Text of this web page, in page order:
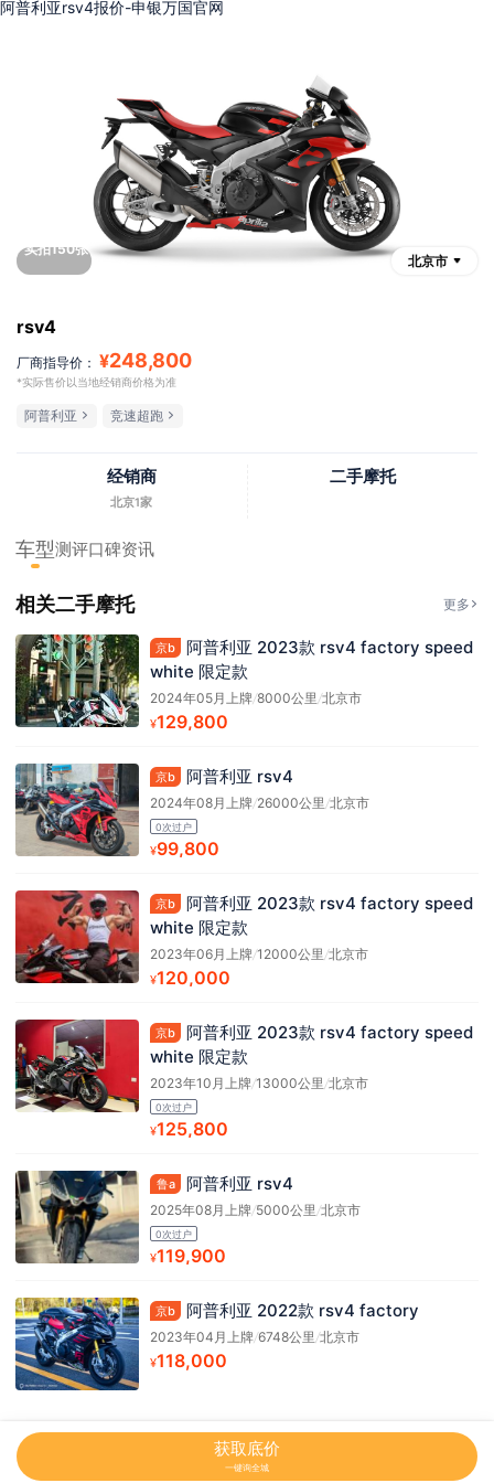
阿普利亚rsv4报价-申银万国官网
实拍150张
北京市
rsv4
厂商指导价： ¥248,800
*实际售价以当地经销商价格为准
阿普利亚 竞速超跑
经销商
北京1家
二手摩托
车型测评口碑资讯
相关二手摩托 更多
京b
阿普利亚 2023款 rsv4 factory speed
white 限定款
2024年05月上牌/8000公里 /北京市
¥129,800
京b 阿普利亚 rsv4
2024年08月上牌/26000公里 /北京市
0次过户
¥99,800
京b
阿普利亚 2023款 rsv4 factory speed
white 限定款
2023年06月上牌/12000公里 /北京市
¥120,000
京b
阿普利亚 2023款 rsv4 factory speed
white 限定款
2023年10月上牌/13000公里 /北京市
0次过户
¥125,800
鲁a 阿普利亚 rsv4
2025年08月上牌/5000公里 /北京市
0次过户
¥119,900
京b 阿普利亚 2022款 rsv4 factory
2023年04月上牌/6748公里 /北京市
¥118,000
获取底价
一键询全城